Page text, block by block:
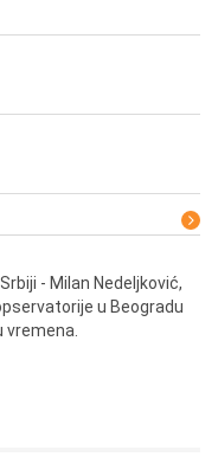
- Milan Nedeljković,
u Beogradu